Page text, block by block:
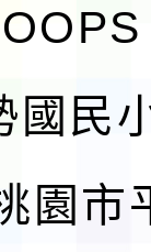
國民
園市